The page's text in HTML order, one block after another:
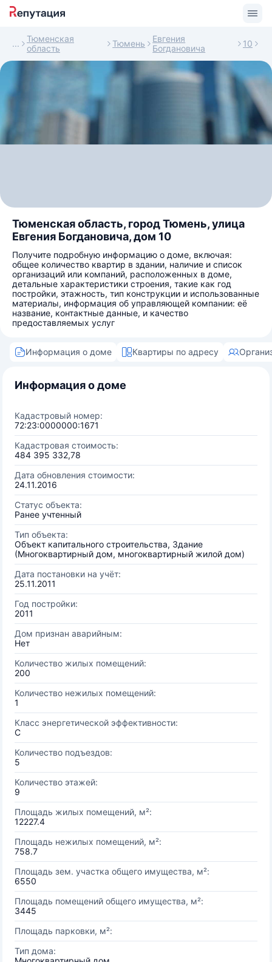
Тюменская
область
Тюмень
Евгения
Богдановича
10
Тюменская область, город Тюмень, улица
Евгения Богдановича, дом 10
Получите подробную информацию о доме, включая:
общее количество квартир в здании, наличие и список
организаций или компаний, расположенных в доме,
детальные характеристики строения, такие как год
постройки, этажность, тип конструкции и использованные
материалы, информация об управляющей компании: её
название, контактные данные, и качество
предоставляемых услуг
Информация о доме Квартиры по адресу
Информация о доме
Кадастровый номер:
72:23:0000000:1671
Кадастровая стоимость:
484 395 332,78
Дата обновления стоимости:
24.11.2016
Статус объекта:
Ранее учтенный
Тип объекта:
Объект капитального строительства, Здание
(Многоквартирный дом, многоквартирный жилой дом)
Дата постановки на учёт:
25.11.2011
Год постройки:
2011
Дом признан аварийным:
Нет
Количество жилых помещений:
200
Количество нежилых помещений:
1
Класс энергетической эффективности:
C
Количество подъездов:
5
Количество этажей:
9
Площадь жилых помещений, м²:
12227.4
Площадь нежилых помещений, м²:
758.7
Площадь зем. участка общего имущества, м²:
6550
Площадь помещений общего имущества, м²:
3445
Площадь парковки, м²:
Тип дома: